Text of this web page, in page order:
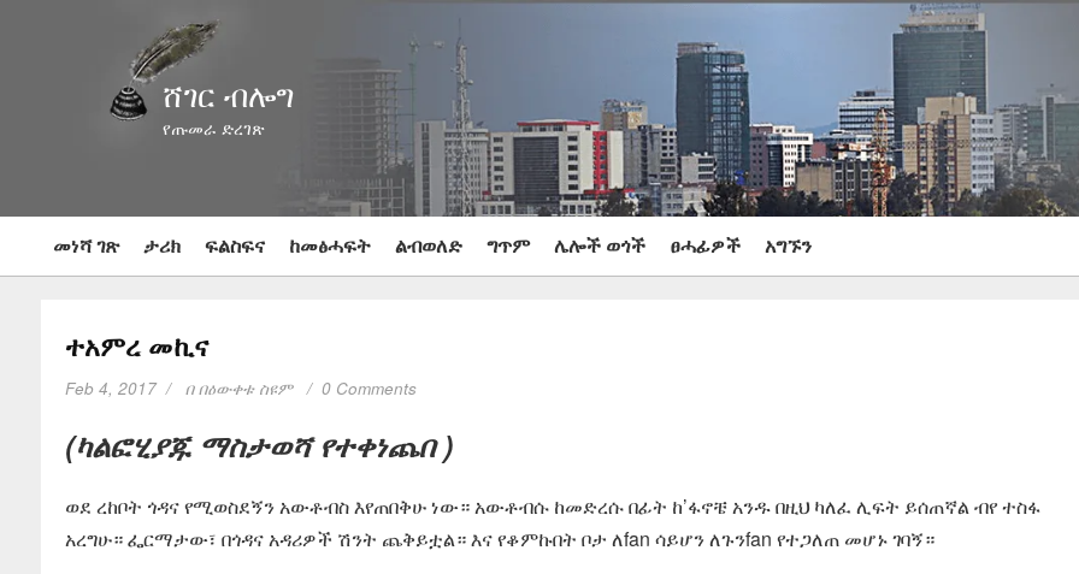
ሸገር ብሎግ
የጡመራ ድረገጽ
መነሻ ገጽ ታሪክ ፍልስፍና ከመፅሓፍት ልብወለድ ግጥም ሌሎች ወጎች ፀሓፊዎች አግኙን
ተአምረ መኪና
Feb 4, 2017 በበዕውቀቱ ስዩም 0 Comments
(ካልፎሂያጁ ማስታወሻ የተቀነጨበ )
ወደ ረከቦት ጎዳና የሚወስደኝን አውቶብስ እየጠበቅሁ ነው። አውቶብሱ ከመድረሱ በፊት ከ’ፋኖቼ አንዱ በዚህ ካለፈ ሊፍት ይሰጠኛል ብየ ተስፋ
አረግሁ። ፌርማታው፣ በጎዳና አዳሪዎች ሽንት ጨቅይቷል። እና የቆምኩበት ቦታ ለfan ሳይሆን ለጉንfan የተጋለጠ መሆኑ ገባኝ።